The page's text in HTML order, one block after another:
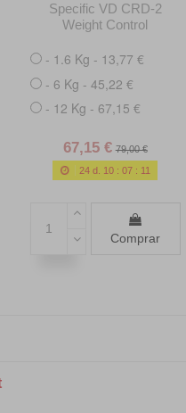
Specific VD CRD-2
Weight Control
- 1.6 Kg - 13,77 €
- 6 Kg - 45,22 €
- 12 Kg - 67,15 €
67,15 € 79,00 €
24d. 10: 07: 10
Comprar